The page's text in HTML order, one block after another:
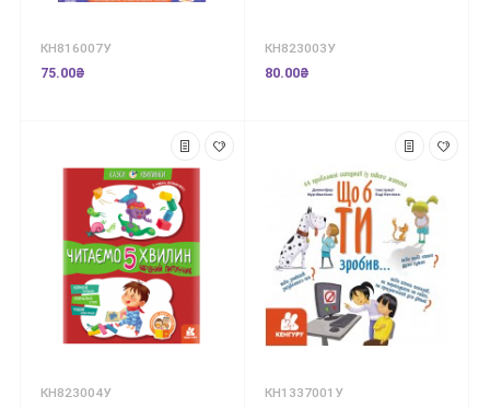
КН816007У
75.00₴
КН823003У
80.00₴
КН823004У КН1337001У